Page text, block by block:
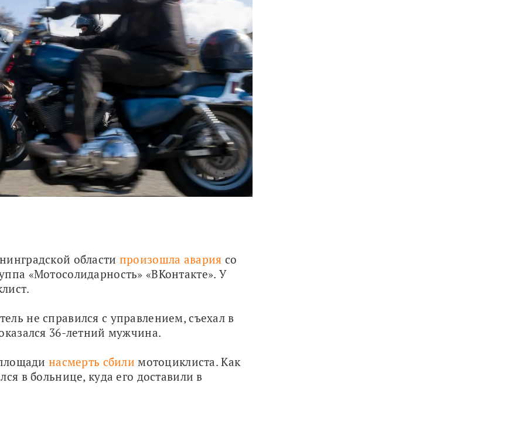
области произошла авария со
«Мотосолидарность» «ВКонтакте». У
не справился с управлением, съехал в
36-летний мужчина.
насмерть сбили мотоциклиста. Как
в больнице, куда его доставили в